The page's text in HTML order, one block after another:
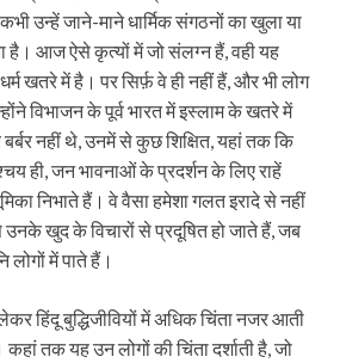
उन्हें जाने-माने धार्मिक संगठनों का खुला या
है। आज ऐसे कृत्यों में जो संलग्न हैं, वही यह
खतरे में है। पर सिर्फ़ वे ही नहीं हैं, और भी लोग
विभाजन के पूर्व भारत में इस्लाम के खतरे में
बर्बर नहीं थे, उनमें से कुछ शिक्षित, यहां तक कि
ही, जन भावनाओं के प्रदर्शन के लिए राहें
निभाते हैं। वे वैसा हमेशा गलत इरादे से नहीं
खुद के विचारों से प्रदूषित हो जाते हैं, जब
लोगों में पाते हैं।
हिंदू बुद्धिजीवियों में अधिक चिंता नजर आती
कहां तक यह उन लोगों की चिंता दर्शाती है, जो